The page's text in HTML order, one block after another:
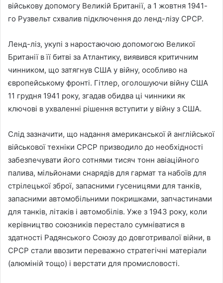
військову допомогу Великій Британії, а 1 жовтня 1941-
го Рузвельт схвалив підключення до ленд-лізу СРСР.
Ленд-ліз, укупі з наростаючою допомогою Великої
Британії в її битві за Атлантику, виявився критичним
чинником, що затягнув США у війну, особливо на
європейському фронті. Гітлер, оголошуючи війну США
11 грудня 1941 року, згадав обидва ці чинники як
ключові в ухваленні рішення вступити у війну з США.
Слід зазначити, що надання американської й англійської
військової техніки СРСР призводило до необхідності
забезпечувати його сотнями тисяч тонн авіаційного
палива, мільйонами снарядів для гармат та набоїв для
стрілецької зброї, запасними гусеницями для танків,
запасними автомобільними покришками, запчастинами
для танків, літаків і автомобілів. Уже з 1943 року, коли
керівництво союзників перестало сумніватися в
здатності Радянського Союзу до довготривалої війни, в
СРСР стали ввозити переважно стратегічні матеріали
(алюміній тощо) і верстати для промисловості.